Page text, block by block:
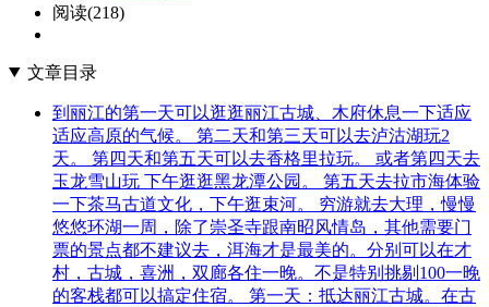
阅读(218)
文章目录
到丽江的第一天可以逛逛丽江古城、木府休息一下适应
适应高原的气候。 第二天和第三天可以去泸沽湖玩2
天。 第四天和第五天可以去香格里拉玩。 或者第四天去
玉龙雪山玩 下午逛逛黑龙潭公园。 第五天去拉市海体验
一下茶马古道文化，下午逛束河。 穷游就去大理，慢慢
悠悠环湖一周，除了崇圣寺跟南昭风情岛，其他需要门
票的景点都不建议去，洱海才是最美的。分别可以在才
村，古城，喜洲，双廊各住一晚。不是特别挑剔100一晚
的客栈都可以搞定住宿。 第一天：抵达丽江古城。在古